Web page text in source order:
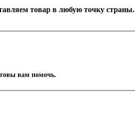
товар в любую точку страны.
вам помочь.